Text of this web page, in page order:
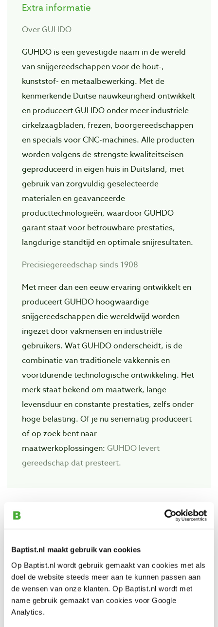
Baptist.nl maakt gebruik van cookies
Op Baptist.nl wordt gebruik gemaakt van cookies met als
doel de website steeds meer aan te kunnen passen aan
de wensen van onze klanten. Op Baptist.nl wordt met
name gebruik gemaakt van cookies voor Google
Analytics.
Extra informatie
Over GUHDO
GUHDO is een gevestigde naam in de wereld
van snijgereedschappen voor de hout-,
kunststof- en metaalbewerking. Met de
kenmerkende Duitse nauwkeurigheid ontwikkelt
en produceert GUHDO onder meer industriële
cirkelzaagbladen, frezen, boorgereedschappen
en specials voor CNC-machines. Alle producten
worden volgens de strengste kwaliteitseisen
geproduceerd in eigen huis in Duitsland, met
gebruik van zorgvuldig geselecteerde
materialen en geavanceerde
producttechnologieën, waardoor GUHDO
garant staat voor betrouwbare prestaties,
langdurige standtijd en optimale snijresultaten.
Precisiegereedschap sinds 1908
Met meer dan een eeuw ervaring ontwikkelt en
produceert GUHDO hoogwaardige
snijgereedschappen die wereldwijd worden
ingezet door vakmensen en industriële
gebruikers. Wat GUHDO onderscheidt, is de
combinatie van traditionele vakkennis en
voortdurende technologische ontwikkeling. Het
merk staat bekend om maatwerk, lange
levensduur en constante prestaties, zelfs onder
hoge belasting. Of je nu seriematig produceert
of op zoek bent naar
maatwerkoplossingen: GUHDO levert
gereedschap dat presteert.
Bekijk ook
JSP Stealth beschermbril transparant
glas
Artikelnummer: 28641
€ 7,85 incl. btw
€ 6,49 excl. btw